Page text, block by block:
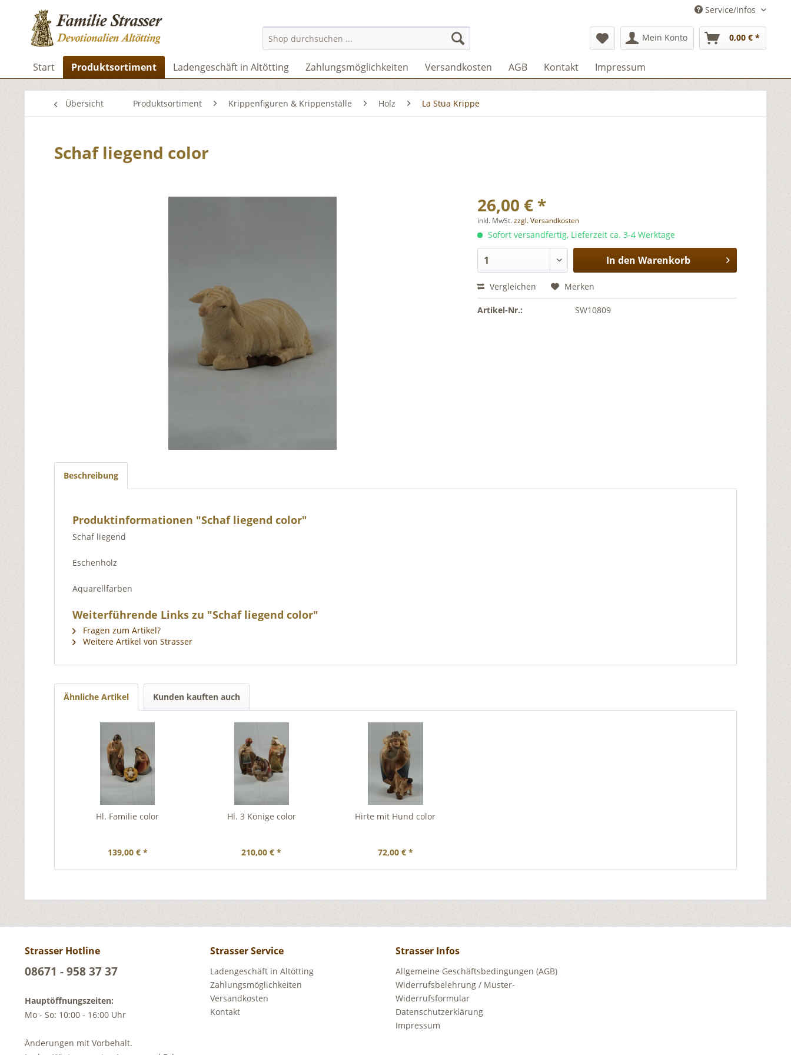
Service/Infos
Mein Konto 0,00 € *
Start Produktsortiment Ladengeschäft in Altötting Zahlungsmöglichkeiten Versandkosten AGB Kontakt Impressum
Übersicht Produktsortiment Krippenfiguren & Krippenställe Holz La Stua Krippe
Schaf liegend color
26,00 € *
inkl. MwSt.zzgl. Versandkosten
Sofort versandfertig, Lieferzeit ca. 3-4 Werktage
In den Warenkorb
Vergleichen Merken
Artikel-Nr.: SW10809
Beschreibung
Produktinformationen "Schaf liegend color"
Schaf liegend
Eschenholz
Aquarellfarben
Weiterführende Links zu "Schaf liegend color"
Fragen zum Artikel?
Weitere Artikel von Strasser
Ähnliche Artikel Kunden kauften auch
Hl. Familie color
139,00 € *
Hl. 3 Könige color
210,00 € *
Hirte mit Hund color
72,00 € *
Strasser Hotline
08671 - 958 37 37
Hauptöffnungszeiten:
Mo - So: 10:00 - 16:00 Uhr
Änderungen mit Vorbehalt.
Strasser Service
Ladengeschäft in Altötting
Zahlungsmöglichkeiten
Versandkosten
Kontakt
Strasser Infos
Allgemeine Geschäftsbedingungen (AGB)
Widerrufsbelehrung / Muster-
Widerrufsformular
Datenschutzerklärung
Impressum